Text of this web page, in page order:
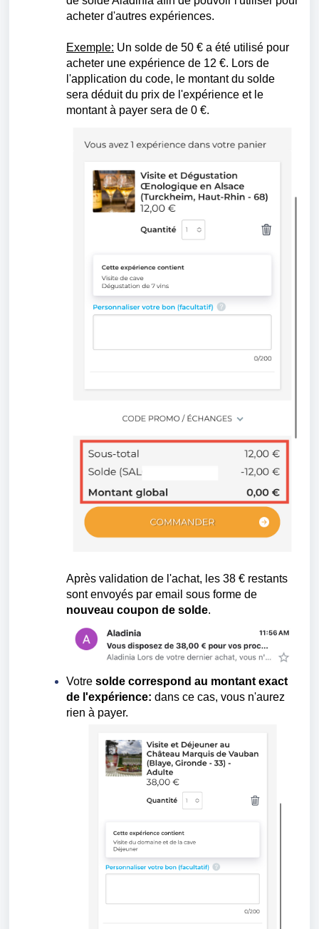
acheter d'autres expériences.
Exemple: Un solde de 50 € a été utilisé pour
acheter une expérience de 12 €. Lors de
l'application du code, le montant du solde
sera déduit du prix de l'expérience et le
montant à payer sera de 0 €.
Après validation de l'achat, les 38 € restants
sont envoyés par email sous forme de
nouveau coupon de solde.
Votre solde correspond au montant exact
de l'expérience: dans ce cas, vous n'aurez
rien à payer.